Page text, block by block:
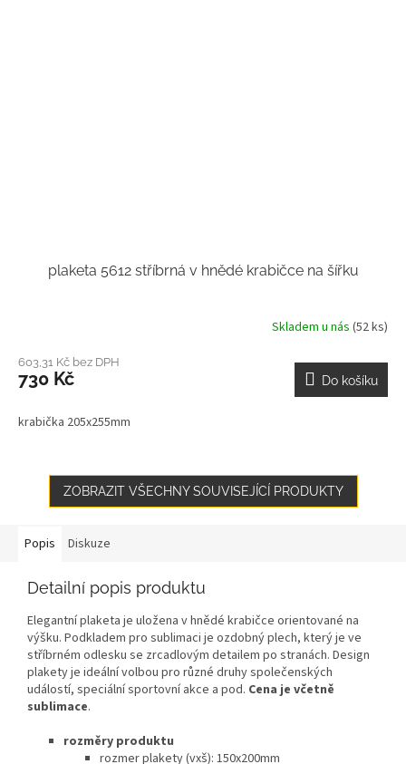
plaketa 5612 stříbrná v hnědé krabičce na šířku
Skladem u nás (52 ks)
603,31 Kč bez DPH
730 Kč Do košíku
krabička 205x255mm
ZOBRAZIT VŠECHNY SOUVISEJÍCÍ PRODUKTY
Popis Diskuze
Detailní popis produktu
Elegantní plaketa je uložena v hnědé krabičce orientované na
výšku. Podkladem pro sublimaci je ozdobný plech, který je ve
stříbrném odlesku se zrcadlovým detailem po stranách. Design
plakety je ideální volbou pro různé druhy společenských
událostí, speciální sportovní akce a pod. Cena je včetně
sublimace.
rozměry produktu
rozmer plakety (vxš): 150x200mm